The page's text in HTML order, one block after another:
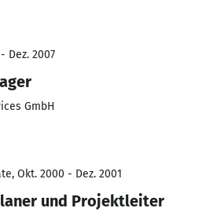
Dez. 2007
GmbH
Okt. 2000 - Dez. 2001
und Projektleiter